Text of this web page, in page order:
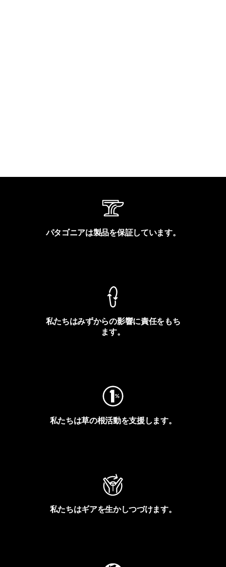
パタゴニアは製品を保証しています。
私たちはみずからの影響に責任をもち
ます。
私たちは草の根活動を支援します。
私たちはギアを生かしつづけます。